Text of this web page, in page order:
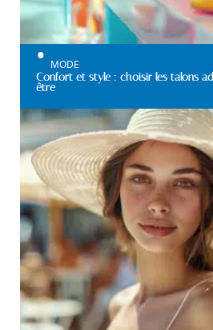
MODE
Confort et style : choisir les talons
être